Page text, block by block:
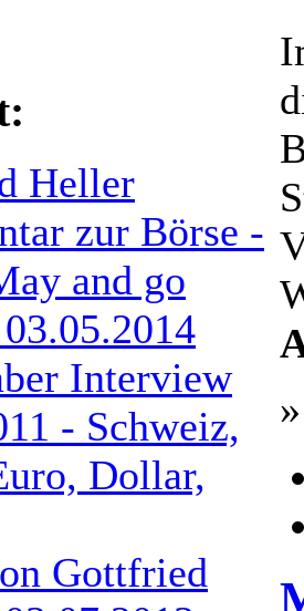
Heller
zur Börse -
and go
Interview
- Schweiz,
Dollar,
Gottfried
»